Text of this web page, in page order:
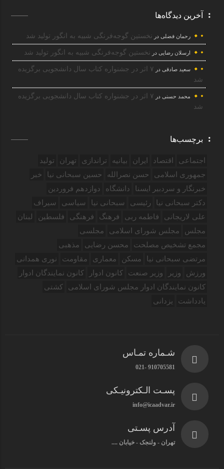
آخرین دیدگاه‌ها
رحمان فضلی در نخستین گوجه‌فرنگی شبیه به انگور تولید شد
ارسلان رضایی در نخستین گوجه‌فرنگی شبیه به انگور تولید شد
سعید صادقی در
۷ اثر در جشنواره کتاب سال دانشجویی برگزیده
شد
محمد حسنی در
۷ اثر در جشنواره کتاب سال دانشجویی برگزیده
شد
برچسب‌ها
اجتماعی اقتصاد ایران بیانیه تراندازی تهران
تولید
جمهوری اسلامی
حسن نصرالله حسین سبحانی نیا
خبر
خبرنگار و سردبیر ایسنا
دانشگاه
دوازدهم فروردین‌
دکتر سبحانی نیا
رئیسی سبحانی نیا سیاسی
سیراف
علی لاریجانی
فاطمه ربی فرهنگ فرهنگی فلسطین
لبنان
مجلس
مجلس شورای اسلامی
مجلسی
مجمع تشخیص مصلحت
محسن رضایی
مذهبی
مرتضی سبحانی نیا
مسکن معماری مقاومت
نوری همدانی
ورزش
وزیر وزیر صنعت کانون ادوار
کانون نمایندگان ادوار
کانون نمایندگان ادوار مجلس شورای اسلامی
کشتی
یادداشت
یزدانی
شـماره تمـاس
910705581 -021
پسـت الـکترونیـکی
info@icaadvar.ir
آدرس پسـتی
تهران - ولنجک - خیابان ....